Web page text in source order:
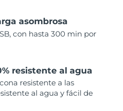
asombrosa
con hasta 300 min por
resistente al agua
resistente a las
al agua y fácil de